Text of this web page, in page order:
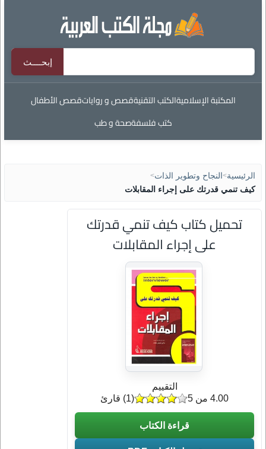
المكتبة الإسلاميةالكتب التقنيةقصص و رواياتقصص الأطفال
كتب فلسفةصحة و طب
الرئيسية> النجاح وتطوير الذات>
كيف تنمي قدرتك على إجراء المقابلات
تحميل كتاب كيف تنمي قدرتك
على إجراء المقابلات
التقييم
(
1) قارئ 4.00 من 5
قراءة الكتاب